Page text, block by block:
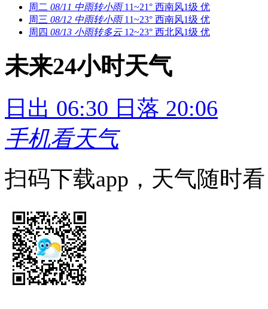
周二 08/11 中雨转小雨 11~21° 西南风1级 优
周三 08/12 中雨转小雨 11~23° 西南风1级 优
周四 08/13 小雨转多云 12~23° 西北风1级 优
未来24小时天气
日出 06:30 日落 20:06
手机看天气
扫码下载app，天气随时看